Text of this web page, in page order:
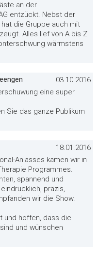
an der
entzückt. Nebst der
die Gruppe auch mit
Alles lief von A bis Z
wärmstens
03.10.2016
eine super
Sie das ganze Publikum
18.01.2016
Anlasses kamen wir in
Programmes.
spannend und
präzis,
wir die Show.
und hoffen, dass die
und wünschen